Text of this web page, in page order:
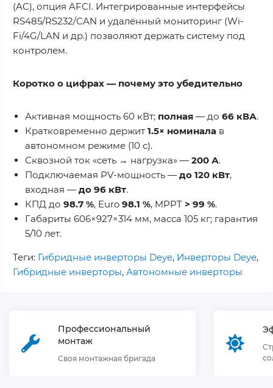
(AC), опция AFCI. Интегрированные интерфейсы
RS485/RS232/CAN и удалённый мониторинг (Wi-
Fi/4G/LAN и др.) позволяют держать систему под
контролем.
Коротко о цифрах — почему это убедительно
Активная мощность 60 кВт; полная — до 66 кВА.
Кратковременно держит 1.5× номинала в
автономном режиме (10 с).
Сквозной ток «сеть → нагрузка» — 200 А.
Подключаемая PV-мощность — до 120 кВт,
входная — до 96 кВт.
КПД до 98.7 %, Euro 98.1 %, MPPT > 99 %.
Габариты 606×927×314 мм, масса 105 кг; гарантия
5/10 лет.
Теги: Гибридные инверторы Deye, Инверторы Deye,
Гибридные инверторы, Автономные инверторы
Профессиональный
монтаж
Своя монтажная бригада